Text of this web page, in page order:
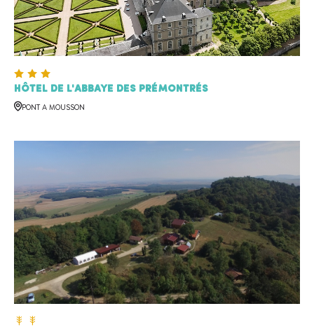
Hôtel de l'Abbaye des Prémontrés
PONT A MOUSSON